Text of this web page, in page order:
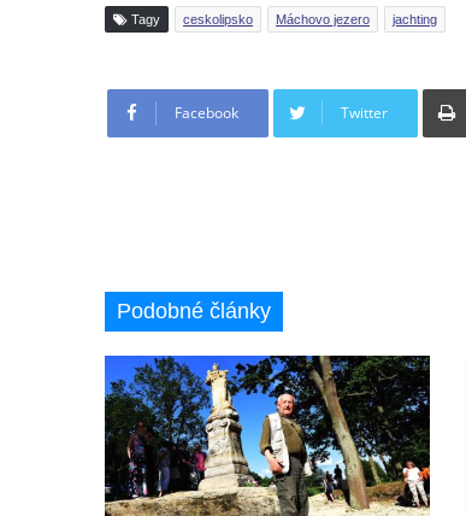
Tagy ceskolipsko Máchovo jezero jachting
Facebook Twitter
Podobné články